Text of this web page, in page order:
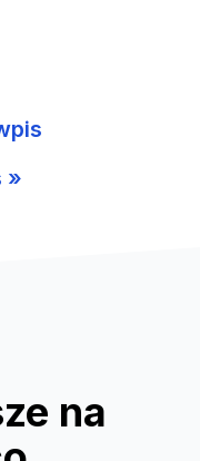
»
na